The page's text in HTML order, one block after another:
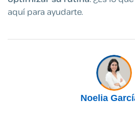
aquí para ayudarte.
Noelia